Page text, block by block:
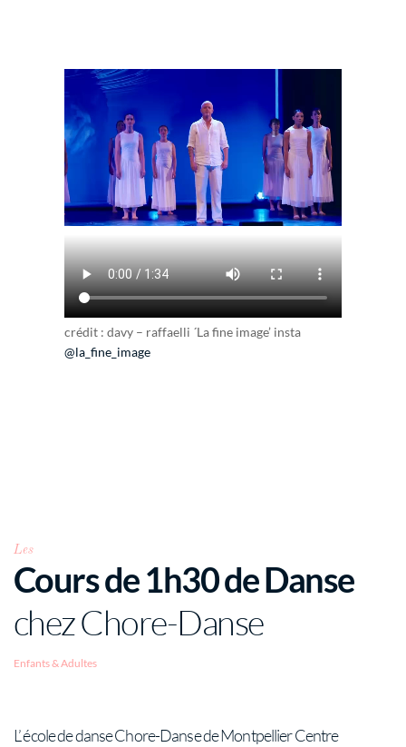
crédit : davy – raffaelli ´La fine image’ insta
@la_fine_image
Les
Cours de 1h30 de Danse
chez Chore-Danse
Enfants & Adultes
L’ école de danse Chore-Danse de Montpellier Centre